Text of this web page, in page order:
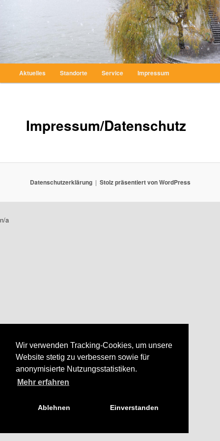
Wir verwenden Tracking-Cookies, um unsere
Website stetig zu verbessern sowie für
anonymisierte Nutzungsstatistiken.
Mehr erfahren
Ablehnen Einverstanden
CUNO Hamburg
Chirurgie, Unfallchirurgie, Notfälle, Handchirurgie
HauptmenüAktuelles Standorte Service Impressum
Impressum/Datenschutz
Datenschutzerklärung Stolz präsentiert von WordPress
n/a